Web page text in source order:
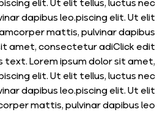
adipiscing elit. Ut elit tellus,
pulvinar dapibus leo.piscing elit.
ullamcorper mattis, pulvinar
dolor sit amet, consectetur
this text. Lorem ipsum dolor sit
adipiscing elit. Ut elit tellus,
pulvinar dapibus leo.piscing elit.
ullamcorper mattis, pulvinar